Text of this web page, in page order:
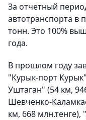
За отчетный
автотранспорта в
тонн. Это 100%
года.
В прошлом году
"Курык-порт
Уштаган" (54 км,
Шевченко-
км, 668